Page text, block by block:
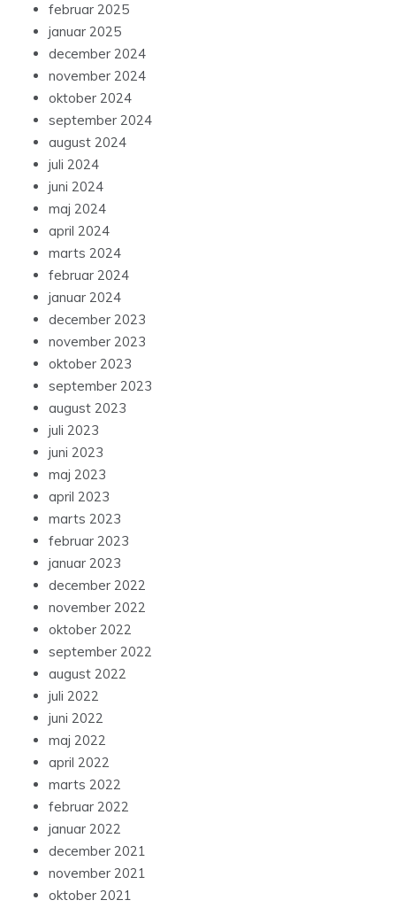
februar 2025
januar 2025
december 2024
november 2024
oktober 2024
september 2024
august 2024
juli 2024
juni 2024
maj 2024
april 2024
marts 2024
februar 2024
januar 2024
december 2023
november 2023
oktober 2023
september 2023
august 2023
juli 2023
juni 2023
maj 2023
april 2023
marts 2023
februar 2023
januar 2023
december 2022
november 2022
oktober 2022
september 2022
august 2022
juli 2022
juni 2022
maj 2022
april 2022
marts 2022
februar 2022
januar 2022
december 2021
november 2021
oktober 2021